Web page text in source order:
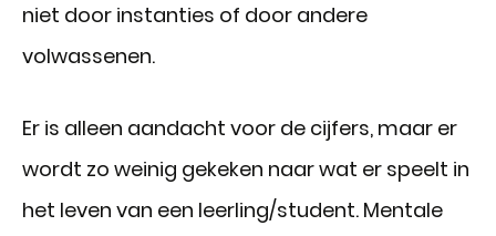
niet door instanties of door andere
volwassenen.
Er is alleen aandacht voor de cijfers, maar er
wordt zo weinig gekeken naar wat er speelt in
het leven van een leerling/student. Mentale